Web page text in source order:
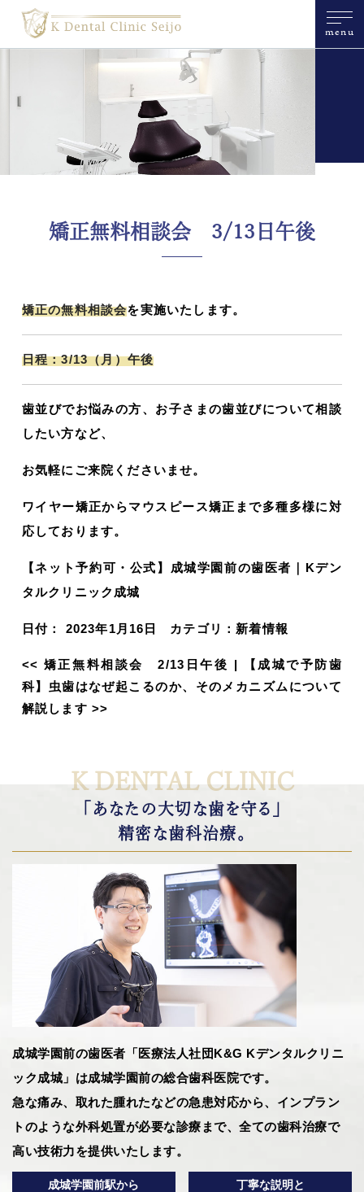
menu
矯正無料相談会 3/13日午後
矯正の無料相談会を実施いたします。
日程：3/13（月）午後
歯並びでお悩みの方、お子さまの歯並びについて相談
したい方など、
お気軽にご来院くださいませ。
ワイヤー矯正からマウスピース矯正まで多種多様に対
応しております。
【ネット予約可・公式】成城学園前の歯医者｜Kデン
タルクリニック成城
日付： 2023年1月16日 カテゴリ： 新着情報
<< 矯正無料相談会 2/13日午後 |
【成城で予防歯
科】虫歯はなぜ起こるのか、そのメカニズムについて
解説します>>
K DENTAL CLINIC
「あなたの大切な歯を守る」
精密な歯科治療。
成城学園前の歯医者「医療法人社団K&G Kデンタルクリニ
ック成城」は成城学園前の総合歯科医院です。
急な痛み、取れた腫れたなどの急患対応から、インプラン
トのような外科処置が必要な診療まで、全ての歯科治療で
高い技術力を提供いたします。
成城学園前駅から
丁寧な説明と